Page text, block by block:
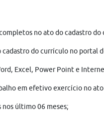
no ato do cadastro
do currículo no portal
Excel, Power Point e
em efetivo exercício no
nos último 06 meses;